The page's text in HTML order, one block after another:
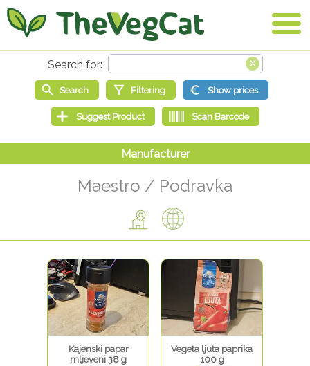
Maestro / Podravka
Kajenski papar
mljeveni 38 g
Vegeta ljuta paprika
100 g